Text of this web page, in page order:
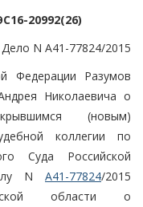
20992(26)
Дело N А41-77824/2015
Федерации Разумов
Николаевича о
(новым)
коллегии по
Суда Российской
N А41-77824/2015
области о